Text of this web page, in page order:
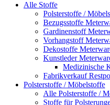
Alle Stoffe
Polsterstoffe /
Bezugsstoffe
Gardinenstoff
Vorhangstoff
Dekostoffe
Kunstleder
Medizinische
Fabrikverkauf
Polsterstoffe / Möbelstoffe
Alle Polsterstoffe /
Stoffe für